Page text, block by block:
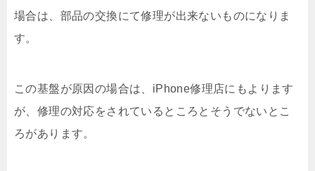
場合は、部品の交換にて修理が出来ないものになりま
す。
この基盤が原因の場合は、iPhone修理店にもよります
が、修理の対応をされているところとそうでないとこ
ろがあります。